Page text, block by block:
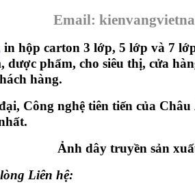
Email:
in hộp carton 3 lớp, 5 lớp và 7
dược phẩm, cho siêu thị, cửa
hàng.
nghệ tiên tiến của Châu
Ảnh dây truyền sản
Liên hệ: